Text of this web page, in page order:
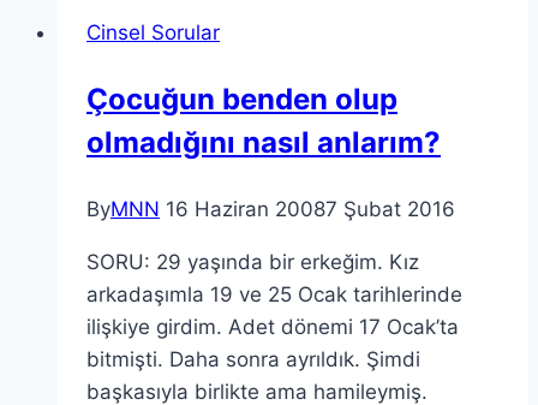
Cinsel Sorular
Çocuğun benden olup
olmadığını nasıl anlarım?
ByMNN 16 Haziran 20087 Şubat 2016
SORU: 29 yaşında bir erkeğim. Kız
arkadaşımla 19 ve 25 Ocak tarihlerinde
ilişkiye girdim. Adet dönemi 17 Ocak’ta
bitmişti. Daha sonra ayrıldık. Şimdi
başkasıyla birlikte ama hamileymiş.